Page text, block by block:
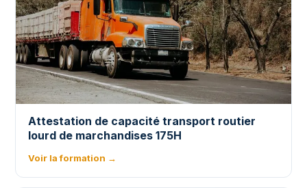
Attestation de capacité transport routier
lourd de marchandises 175H
Voir la formation →